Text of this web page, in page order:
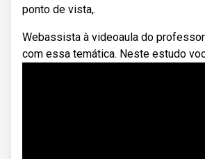
ponto de vista,.
Webassista à videoaula do
com essa temática. Neste estudo